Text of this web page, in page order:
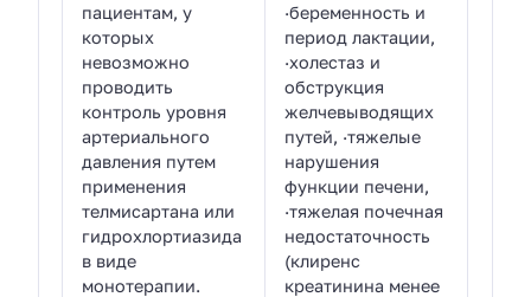
пациентам, у
которых
невозможно
проводить
контроль уровня
артериального
давления путем
применения
телмисартана или
гидрохлортиазида
в виде
монотерапии.
·беременность и
период лактации,
·холестаз и
обструкция
желчевыводящих
путей, ·тяжелые
нарушения
функции печени,
·тяжелая почечная
недостаточность
(клиренс
креатинина менее